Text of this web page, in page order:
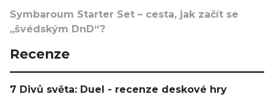
Symbaroum Starter Set – cesta, jak začít se
„švédským DnD“?
Recenze
7 Divů světa: Duel - recenze deskové hry